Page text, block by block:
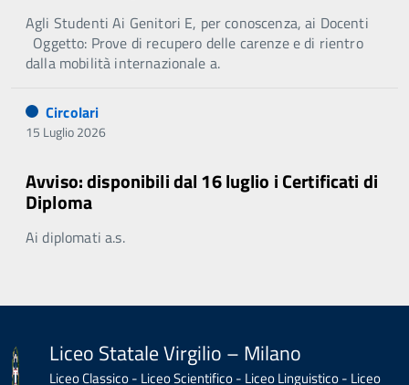
Agli Studenti Ai Genitori E, per conoscenza, ai Docenti
Oggetto: Prove di recupero delle carenze e di rientro
dalla mobilità internazionale a.
Circolari
15 Luglio 2026
Avviso: disponibili dal 16 luglio i Certificati di
Diploma
Ai diplomati a.s.
Liceo Statale Virgilio – Milano
Liceo Classico - Liceo Scientifico - Liceo Linguistico - Liceo